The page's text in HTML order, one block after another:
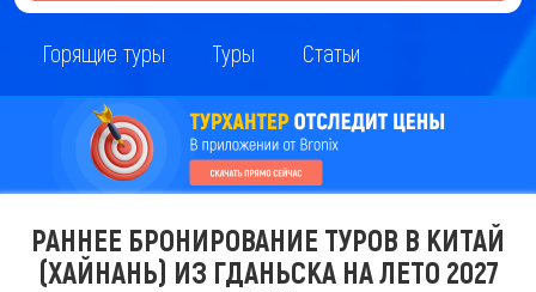
Горящие туры Туры Статьи
РАННЕЕ БРОНИРОВАНИЕ ТУРОВ В КИТАЙ
(ХАЙНАНЬ) ИЗ ГДАНЬСКА НА ЛЕТО 2027